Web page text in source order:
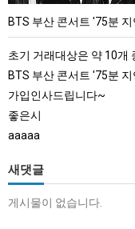
'75
분
브
"큰
실
BTS 부산 콘서트 '75분 지연' 성토…하이브 "큰 실망
초기 거래대상은 약 10개 종목으로 시작해 최대 100개까지 확대할 방침이
BTS 부산 콘서트 '75분
가입인사드립니다~
좋은시
aaaaa
새댓글
게시물이 없습니다.